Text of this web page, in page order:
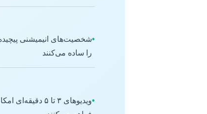
•شخصیت‌های انیمیشنی
را ساده می‌کنند
•
ویدیوهای ۳ تا ۵